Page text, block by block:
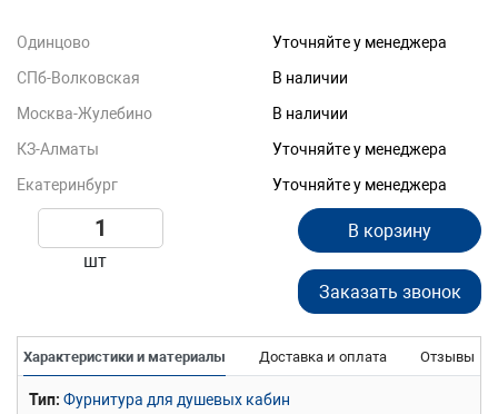
Одинцово
Уточняйте у менеджера
СПб-Волковская
В наличии
Москва-Жулебино
В наличии
КЗ-Алматы
Уточняйте у менеджера
Екатеринбург
Уточняйте у менеджера
шт
В корзину
Заказать звонок
Характеристики и материалы Доставка и оплата Отзывы
Тип Фурнитура для душевых кабин